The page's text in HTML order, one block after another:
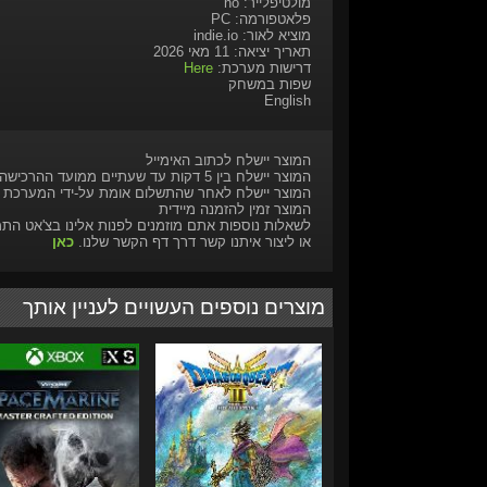
פלאטפורמה: PC
מוציא לאור: indie.io
תאריך יציאה: 11 מאי 2026
דרישות מערכת:Here
שפות במשחק
English
המוצר יישלח לכתוב האימייל
המוצר יישלח בין 5 דקות עד שעתיים ממועד ההרכישה
המוצר יישלח לאחר שהתשלום אומת על-ידי המערכת
המוצר זמין להזמנה מיידית
לשאלות נוספות אתם מוזמנים לפנות אלינו בצ'אט
או ליצור איתנו קשר דרך דף הקשר שלנו.כאן
מוצרים נוספים העשויים לעניין אותך